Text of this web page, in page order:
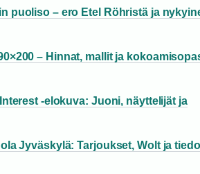
puoliso – ero Etel Röhristä ja
– Hinnat, mallit ja
-elokuva: Juoni, näyttelijät ja
Jyväskylä: Tarjoukset, Wolt ja